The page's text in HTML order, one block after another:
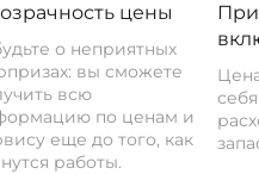
цены
о неприятных
вы сможете
всю
по ценам и
еще до того, как
работы.